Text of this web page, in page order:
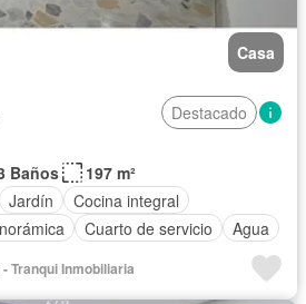
Casa
Destacado
Baños
197 m²
Jardín
Cocina integral
Cuarto de servicio Agua
Tranqui Inmobiliaria